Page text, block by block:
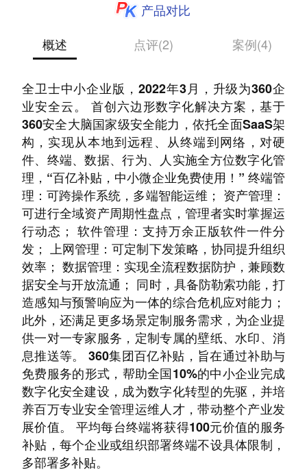
产品对比
概述
点评(2) 案例(4)
全卫士中小企业版，2022年3月，升级为360企
业安全云。 首创六边形数字化解决方案，基于
360安全大脑国家级安全能力，依托全面SaaS架
构，实现从本地到远程、从终端到网络，对硬
件、终端、数据、行为、人实施全方位数字化管
理，“百亿补贴，中小微企业免费使用！” 终端管
理：可跨操作系统，多端智能运维； 资产管理：
可进行全域资产周期性盘点，管理者实时掌握运
行动态； 软件管理：支持万余正版软件一件分
发； 上网管理：可定制下发策略，协同提升组织
效率； 数据管理：实现全流程数据防护，兼顾数
据安全与开放流通； 同时，具备防勒索功能，打
造感知与预警响应为一体的综合危机应对能力；
此外，还满足更多场景定制服务需求，为企业提
供一对一专家服务，定制专属的壁纸、水印、消
息推送等。 360集团百亿补贴，旨在通过补助与
免费服务的形式，帮助全国10%的中小企业完成
数字化安全建设，成为数字化转型的先驱，并培
养百万专业安全管理运维人才，带动整个产业发
展价值。 平均每台终端将获得100元价值的服务
补贴，每个企业或组织部署终端不设具体限制，
多部署多补贴。